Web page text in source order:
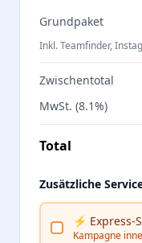
Grundpaket
Inkl. Teamfinder,
Zwischentotal
MwSt. (8.1%)
Total
Zusätzliche
⚡ Express-
Kampagne